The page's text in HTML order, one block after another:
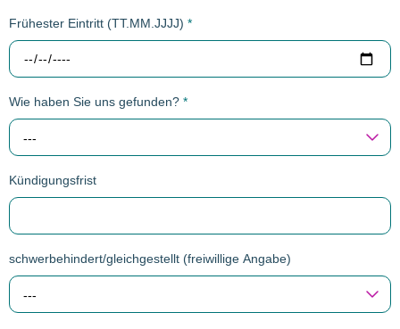
Frühester Eintritt (TT.MM.JJJJ) *
Wie haben Sie uns gefunden? *
---
Kündigungsfrist
schwerbehindert/gleichgestellt (freiwillige Angabe)
---